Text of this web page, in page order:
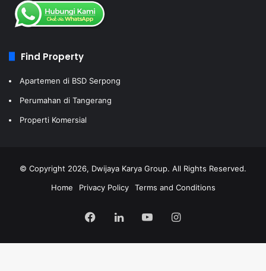
Find Property
Apartemen di BSD Serpong
Perumahan di Tangerang
Properti Komersial
© Copyright 2026, Dwijaya Karya Group. All Rights Reserved.
Home
Privacy Policy Terms and Conditions